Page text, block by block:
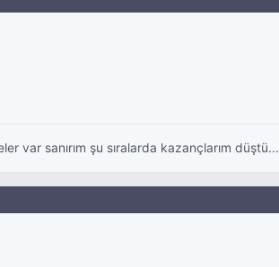
var sanırım şu sıralarda kazançlarım düştü...